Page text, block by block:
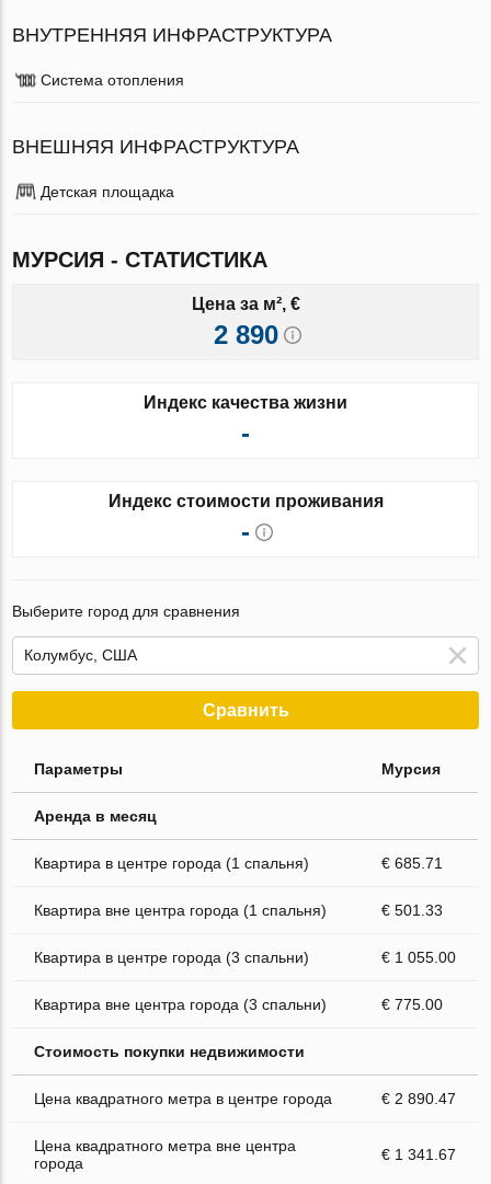
ВНУТРЕННЯЯ ИНФРАСТРУКТУРА
Система отопления
ВНЕШНЯЯ ИНФРАСТРУКТУРА
Детская площадка
МУРСИЯ - СТАТИСТИКА
Цена за м², €
2 890
Индекс качества жизни
-
Индекс стоимости проживания
-
Выберите город для сравнения
Сравнить
Параметры Мурсия
Аренда в месяц
Квартира в центре города (1 спальня) € 685.71
Квартира вне центра города (1 спальня) € 501.33
Квартира в центре города (3 спальни) € 1 055.00
Квартира вне центра города (3 спальни) € 775.00
Стоимость покупки недвижимости
Цена квадратного метра в центре города € 2 890.47
Цена квадратного метра вне центра
города
€ 1 341.67